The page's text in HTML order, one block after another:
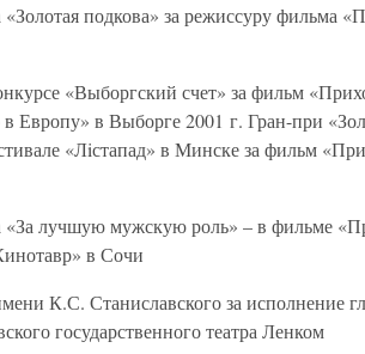
подкова» за режиссуру фильма
«Выборгский счет» за фильм
Европу» в Выборге 2001 г. Гран-при
«Лiстапад» в Минске за фильм
«За лучшую мужскую роль» – в фильме
в Сочи
К.С. Станиславского за исполнение
государственного театра Ленком